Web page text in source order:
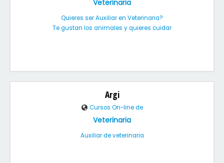
Veterinaria
Quieres ser Auxiliar en Veterinaria?
Te gustan los animales y quieres cuidar
Argi
Cursos On-line de
Veterinaria
Auxiliar de veterinaria